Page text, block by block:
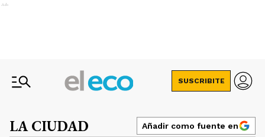
Ads
SUSCRIBITE
LA CIUDAD Añadir como fuente en